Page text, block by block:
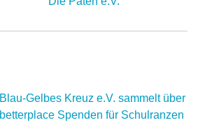
Blau-Gelbes Kreuz e.V. sammelt über
betterplace Spenden für Schulranzen